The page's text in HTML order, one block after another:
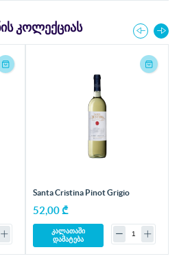
ᲙᲝᲚᲔᲥᲪᲘᲐᲡ
Santa Cristina Pinot Grigio
52,00 ₾
კალათაში
დამატება